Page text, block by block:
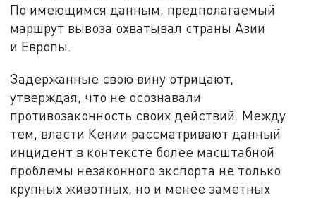
По имеющимся данным, предполагаемый
маршрут вывоза охватывал страны Азии
и Европы.
Задержанные свою вину отрицают,
утверждая, что не осознавали
противозаконность своих действий. Между
тем, власти Кении рассматривают данный
инцидент в контексте более масштабной
проблемы незаконного экспорта не только
крупных животных, но и менее заметных